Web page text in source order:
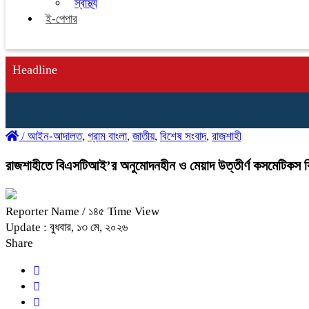
স্বাস্থ্য
ই-পেপার
Headline
/ আইন-আদালত, গ্রাম বাংলা, জাতীয়, বিশেষ সংবাদ, রাজশাহী
রাজশাহীতে বিএসটিআই’র অনুমোদনহীন ও মেয়াদ উত্তীর্ণ কসমেটিকস
Reporter Name / ১৪৫ Time View
Update : বুধবার, ১৩ মে, ২০২৬
Share